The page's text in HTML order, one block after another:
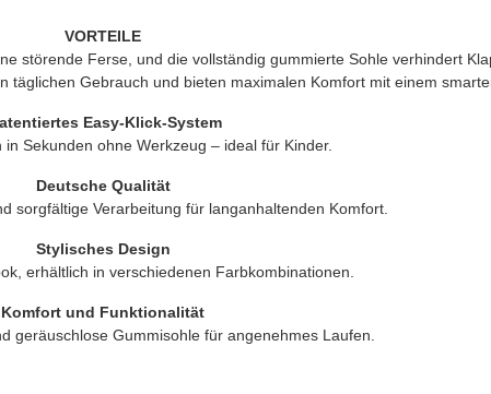
VORTEILE
störende Ferse, und die vollständig gummierte Sohle verhindert
täglichen Gebrauch und bieten maximalen Komfort mit einem
Easy-Klick-System
in Sekunden ohne Werkzeug – ideal für Kinder.
Deutsche Qualität
sorgfältige Verarbeitung für langanhaltenden Komfort.
Stylisches Design
erhältlich in verschiedenen Farbkombinationen.
Komfort und Funktionalität
geräuschlose Gummisohle für angenehmes Laufen.